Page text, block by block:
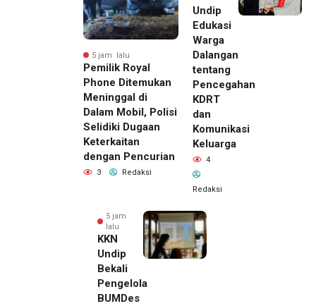
5 jam lalu
Pemilik Royal
Phone Ditemukan
Meninggal di
Dalam Mobil, Polisi
Selidiki Dugaan
Keterkaitan
dengan Pencurian
3 Redaksi
Undip
Edukasi
Warga
Dalangan
tentang
Pencegahan
KDRT
dan
Komunikasi
Keluarga
4
Redaksi
5 jam
lalu
KKN
Undip
Bekali
Pengelola
BUMDes